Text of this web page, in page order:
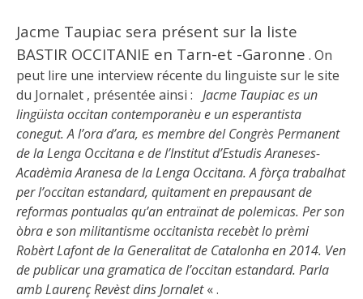
Jacme Taupiac sera présent sur la liste
BASTIR OCCITANIE en Tarn-et -Garonne . On
peut lire une interview récente du linguiste sur le site
du Jornalet , présentée ainsi : Jacme Taupiac es un
lingüista occitan contemporanèu e un esperantista
conegut. A l’ora d’ara, es membre del Congrès Permanent
de la Lenga Occitana e de l’Institut d’Estudis Araneses-
Acadèmia Aranesa de la Lenga Occitana. A fòrça trabalhat
per l’occitan estandard, quitament en prepausant de
reformas pontualas qu’an entraïnat de polemicas. Per son
òbra e son militantisme occitanista recebèt lo prèmi
Robèrt Lafont de la Generalitat de Catalonha en 2014. Ven
de publicar una gramatica de l’occitan estandard. Parla
amb Laurenç Revèst dins Jornalet« .